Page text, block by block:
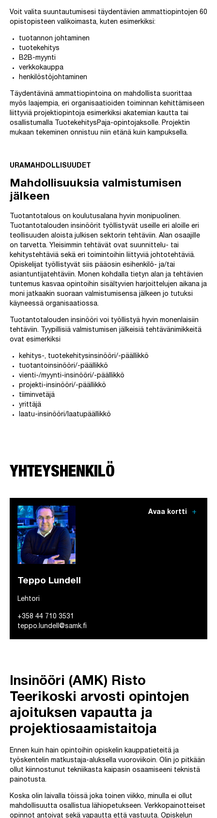
Voit valita suuntautumisesi täydentävien ammattiopintojen 60
opistopisteen valikoimasta, kuten esimerkiksi:
tuotannon johtaminen
tuotekehitys
B2B-myynti
verkkokauppa
henkilöstöjohtaminen
Täydentävinä ammattiopintoina on mahdollista suorittaa
myös laajempia, eri organisaatioiden toiminnan kehittämiseen
liittyviä projektiopintoja esimerkiksi akatemian kautta tai
osallistumalla TuotekehitysPaja-opintojaksolle. Projektin
mukaan tekeminen onnistuu niin etänä kuin kampuksella.
URAMAHDOLLISUUDET
Mahdollisuuksia valmistumisen
jälkeen
Tuotantotalous on koulutusalana hyvin monipuolinen.
Tuotantotalouden insinöörit työllistyvät useille eri aloille eri
teollisuuden aloista julkisen sektorin tehtäviin. Alan osaajille
on tarvetta. Yleisimmin tehtävät ovat suunnittelu- tai
kehitystehtäviä sekä eri toimintoihin liittyviä johtotehtäviä.
Opiskelijat työllistyvät siis pääosin esihenkilö- ja/tai
asiantuntijatehtäviin. Monen kohdalla tietyn alan ja tehtävien
tuntemus kasvaa opintoihin sisältyvien harjoittelujen aikana ja
moni jatkaakin suoraan valmistumisensa jälkeen jo tutuksi
käyneessä organisaatiossa.
Tuotantotalouden insinööri voi työllistyä hyvin monenlaisiin
tehtäviin. Tyypillisiä valmistumisen jälkeisiä tehtävänimikkeitä
ovat esimerkiksi
kehitys-, tuotekehitysinsinööri/-päällikkö
tuotantoinsinööri/-päällikkö
vienti-/myynti-insinööri/-päällikkö
projekti-insinööri/-päällikkö
tiiminvetäjä
yrittäjä
laatu-insinööri/laatupäällikkö
YHTEYSHENKILÖ
Avaa kortti add
Teppo Lundell
Lehtori
+358 44 710 3531
teppo.lundell@samk.fi
Insinööri (AMK) Risto
Teerikoski arvosti opintojen
ajoituksen vapautta ja
projektiosaamistaitoja
Ennen kuin hain opintoihin opiskelin kauppatieteitä ja
työskentelin matkustaja-aluksella vuoroviikoin. Olin jo pitkään
ollut kiinnostunut tekniikasta kaipasin osaamiseeni teknistä
painotusta.
Koska olin laivalla töissä joka toinen viikko, minulla ei ollut
mahdollisuutta osallistua lähiopetukseen. Verkkopainotteiset
opinnot antoivat sekä vapautta että vastuuta. Opiskelun